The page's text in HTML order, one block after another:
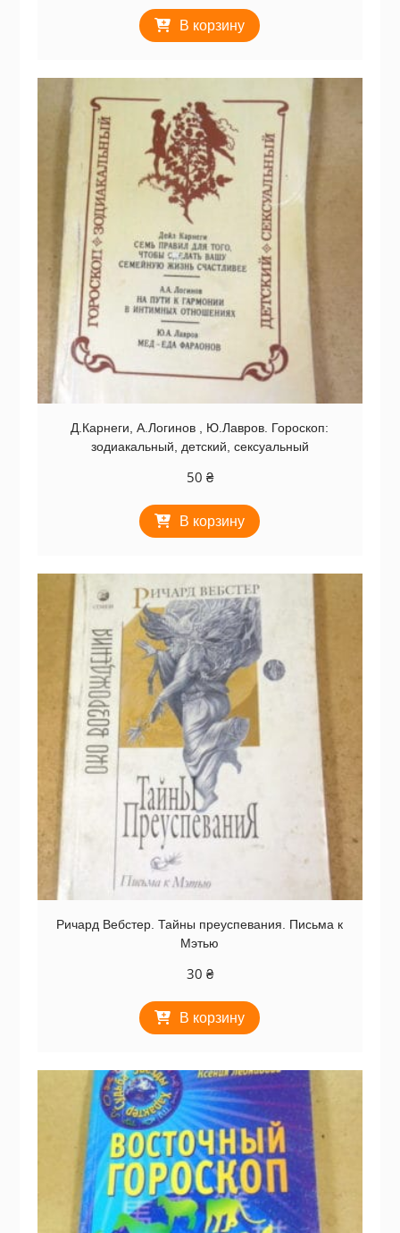
В корзину
Д.Карнеги, А.Логинов , Ю.Лавров. Гороскоп:
зодиакальный, детский, сексуальный
50 ₴
В корзину
Ричард Вебстер. Тайны преуспевания. Письма к
Мэтью
30 ₴
В корзину